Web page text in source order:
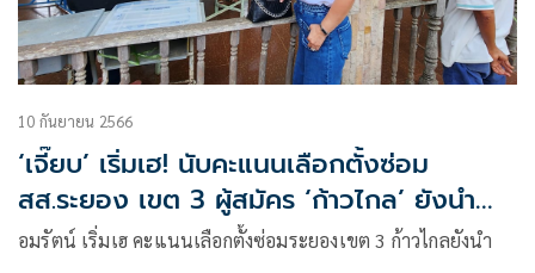
10 กันยายน 2566
‘เจี๊ยบ’ เริ่มเฮ! นับคะแนนเลือกตั้งซ่อม
สส.ระยอง เขต 3 ผู้สมัคร ‘ก้าวไกล’ ยังนำ
‘ปชป.’
อมรัตน์ เริ่มเฮ คะแนนเลือกตั้งซ่อมระยองเขต 3 ก้าวไกลยังนำ